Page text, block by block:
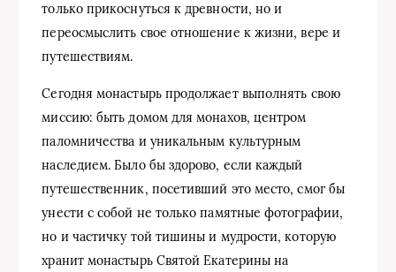
только прикоснуться к древности, но и
переосмыслить свое отношение к жизни, вере и
путешествиям.
Сегодня монастырь продолжает выполнять свою
миссию: быть домом для монахов, центром
паломничества и уникальным культурным
наследием. Было бы здорово, если каждый
путешественник, посетивший это место, смог бы
унести с собой не только памятные фотографии,
но и частичку той тишины и мудрости, которую
хранит монастырь Святой Екатерины на